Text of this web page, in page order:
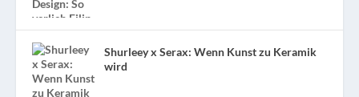
Shurleey x Serax: Wenn Kunst zu Keramik
wird